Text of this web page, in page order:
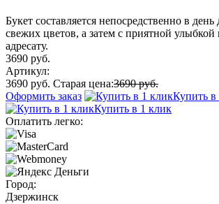
Букет составляется непосредственно в день
свежих цветов, а затем с приятной улыбкой
адресату.
3690 руб.
Артикул:
3690 руб. Старая цена:3690 руб.
Оформить заказ
Купить в
Купить в 1 клик
Оплатить легко:
Город:
Дзержинск